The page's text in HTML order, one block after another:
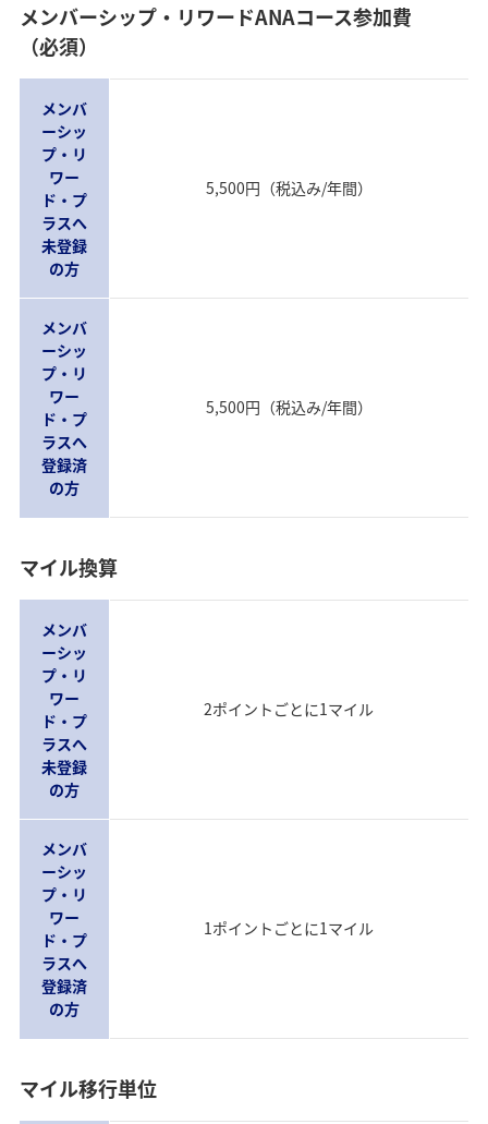
メンバーシップ・リワードANAコース参加費
（必須）
メンバ
ーシッ
プ・リ
ワー
ド・プ
ラスへ
未登録
の方
5,500円（税込み/年間）
メンバ
ーシッ
プ・リ
ワー
ド・プ
ラスへ
登録済
の方
5,500円（税込み/年間）
マイル換算
メンバ
ーシッ
プ・リ
ワー
ド・プ
ラスへ
未登録
の方
2ポイントごとに1マイル
メンバ
ーシッ
プ・リ
ワー
ド・プ
ラスへ
登録済
の方
1ポイントごとに1マイル
マイル移行単位